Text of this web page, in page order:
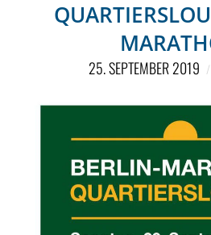
25. SEPTEMBER 2019